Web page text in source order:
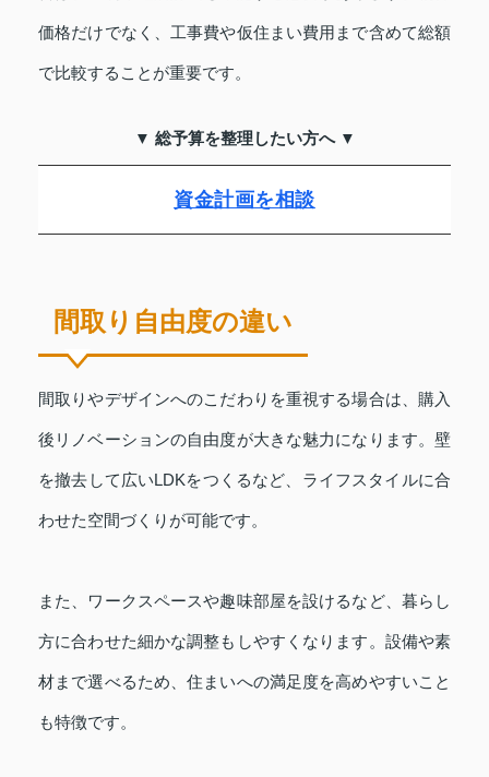
価格だけでなく、工事費や仮住まい費用まで含めて総額
で比較することが重要です。
▼ 総予算を整理したい方へ ▼
資金計画を相談
間取り自由度の違い
間取りやデザインへのこだわりを重視する場合は、購入
後リノベーションの自由度が大きな魅力になります。壁
を撤去して広いLDKをつくるなど、ライフスタイルに合
わせた空間づくりが可能です。
また、ワークスペースや趣味部屋を設けるなど、暮らし
方に合わせた細かな調整もしやすくなります。設備や素
材まで選べるため、住まいへの満足度を高めやすいこと
も特徴です。